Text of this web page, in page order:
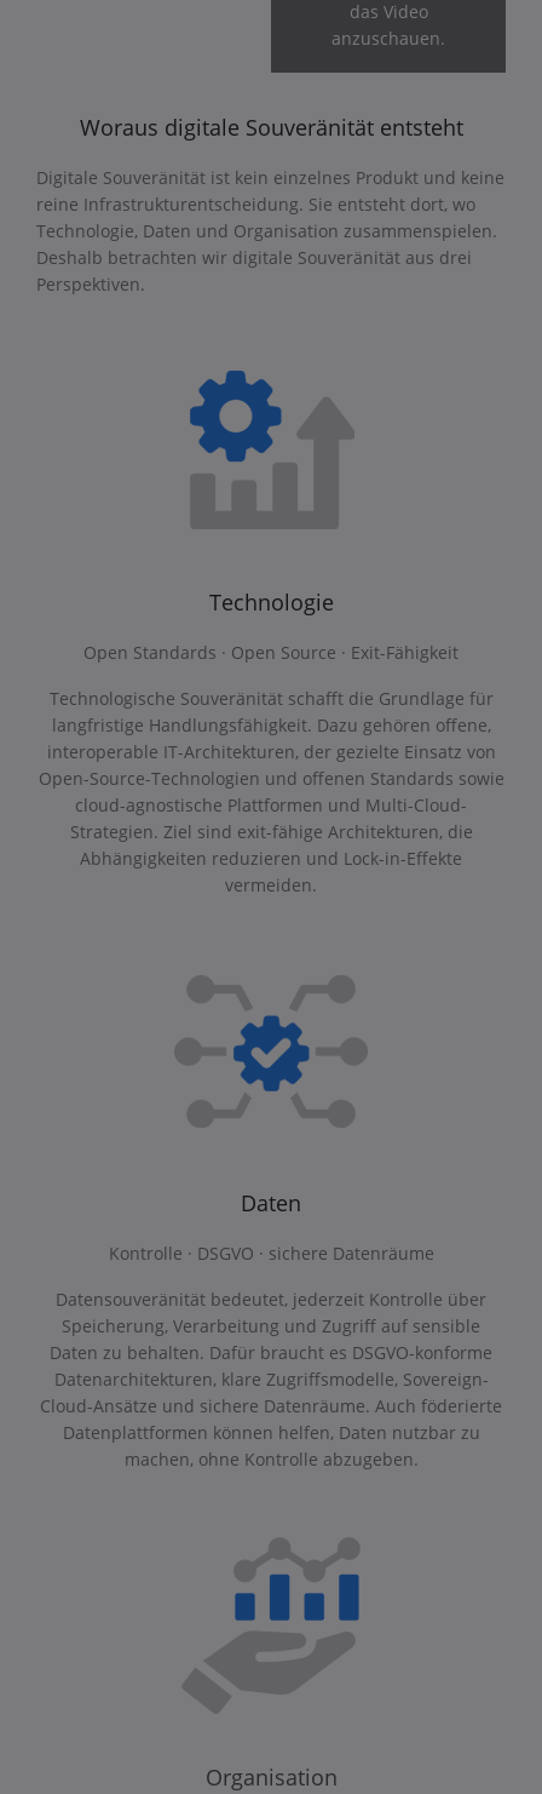
das Video
anzuschauen.
Woraus digitale Souveränität entsteht
Digitale Souveränität ist kein einzelnes Produkt und keine
reine Infrastrukturentscheidung. Sie entsteht dort, wo
Technologie, Daten und Organisation zusammenspielen.
Deshalb betrachten wir digitale Souveränität aus drei
Perspektiven.
Technologie
Open Standards · Open Source · Exit-Fähigkeit
Technologische Souveränität schafft die Grundlage für
langfristige Handlungsfähigkeit. Dazu gehören offene,
interoperable IT-Architekturen, der gezielte Einsatz von
Open-Source-Technologien und offenen Standards sowie
cloud-agnostische Plattformen und Multi-Cloud-
Strategien. Ziel sind exit-fähige Architekturen, die
Abhängigkeiten reduzieren und Lock-in-Effekte
vermeiden.
Daten
Kontrolle · DSGVO · sichere Datenräume
Datensouveränität bedeutet, jederzeit Kontrolle über
Speicherung, Verarbeitung und Zugriff auf sensible
Daten zu behalten. Dafür braucht es DSGVO-konforme
Datenarchitekturen, klare Zugriffsmodelle, Sovereign-
Cloud-Ansätze und sichere Datenräume. Auch föderierte
Datenplattformen können helfen, Daten nutzbar zu
machen, ohne Kontrolle abzugeben.
Organisation